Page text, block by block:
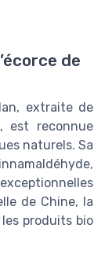
de
extraite de
est reconnue
naturels. Sa
de Chine, la
produits bio